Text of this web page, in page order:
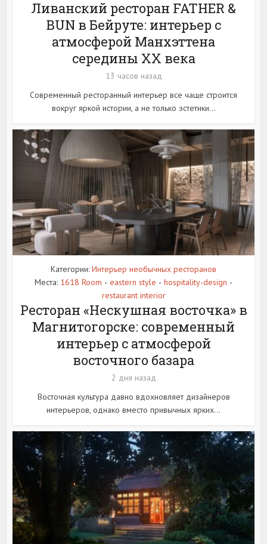
Ливанский ресторан FATHER &
BUN в Бейруте: интерьер с
атмосферой Манхэттена
середины XX века
13 часов назад
Современный ресторанный интерьер все чаще строится
вокруг яркой истории, а не только эстетики...
Категории: Интерьер необычных ресторанов
Места: 1618 Room • eastern style • hospitality-design •
restaurant interior
Ресторан «Нескушная восточка» в
Магнитогорске: современный
интерьер с атмосферой
восточного базара
2 дня назад
Восточная культура давно вдохновляет дизайнеров
интерьеров, однако вместо привычных ярких...